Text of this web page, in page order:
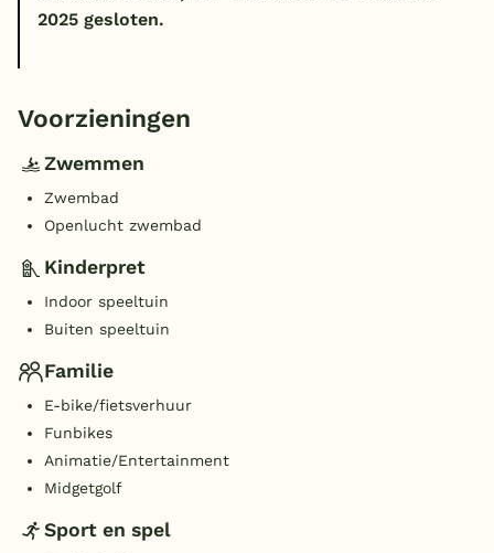
2025 gesloten.
Voorzieningen
Zwemmen
Zwembad
Openlucht zwembad
Kinderpret
Indoor speeltuin
Buiten speeltuin
Familie
E-bike/fietsverhuur
Funbikes
Animatie/Entertainment
Midgetgolf
Sport en spel